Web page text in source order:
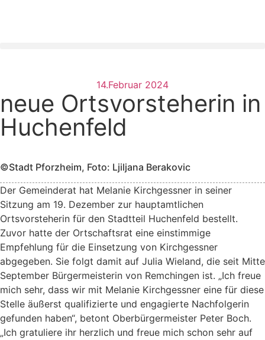
14.Februar 2024
neue Ortsvorsteherin in
Huchenfeld
©Stadt Pforzheim, Foto: Ljiljana Berakovic
Der Gemeinderat hat Melanie Kirchgessner in seiner
Sitzung am 19. Dezember zur hauptamtlichen
Ortsvorsteherin für den Stadtteil Huchenfeld bestellt.
Zuvor hatte der Ortschaftsrat eine einstimmige
Empfehlung für die Einsetzung von Kirchgessner
abgegeben. Sie folgt damit auf Julia Wieland, die seit Mitte
September Bürgermeisterin von Remchingen ist. „Ich freue
mich sehr, dass wir mit Melanie Kirchgessner eine für diese
Stelle äußerst qualifizierte und engagierte Nachfolgerin
gefunden haben“, betont Oberbürgermeister Peter Boch.
„Ich gratuliere ihr herzlich und freue mich schon sehr auf